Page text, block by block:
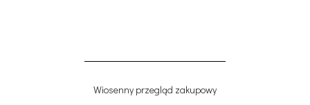
Wiosenny przegląd zakupowy